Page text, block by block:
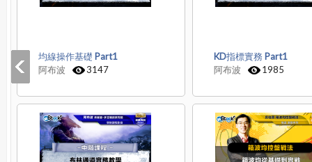
均線操作基礎 Part1
阿布波
3147
KD指標實務 Part1
阿布波
1985